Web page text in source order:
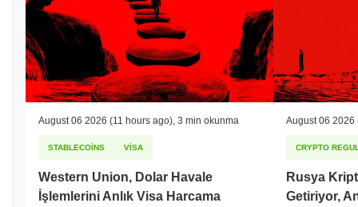
August 06 2026 (11 hours ago) 3 min okunma
STABLECOINS VISA
Western Union, Dolar Havale
İşlemlerini Anlık Visa Harcama
August 06 2026
CRYPTO
Rusya
Getiriyor,